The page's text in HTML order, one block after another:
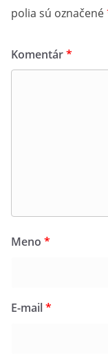
polia sú označené
Komentár*
Meno *
E-mail*